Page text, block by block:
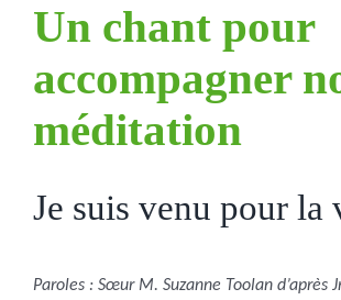
Un chant pour
accompagner
méditation
Je suis venu pour la
Paroles : Sœur M. Suzanne Toolan d’après